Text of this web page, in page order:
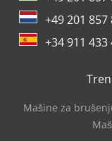
+49 201 857
+34 911 433
Mašine za